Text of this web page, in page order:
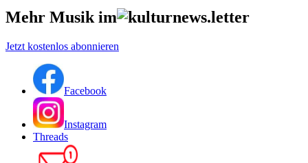
Mehr Musik im
Jetzt kostenlos abonnieren
Facebook
Instagram
Threads